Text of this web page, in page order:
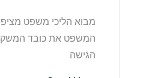
מבוא הליכי משפט
המשפט את כובד
הגישה